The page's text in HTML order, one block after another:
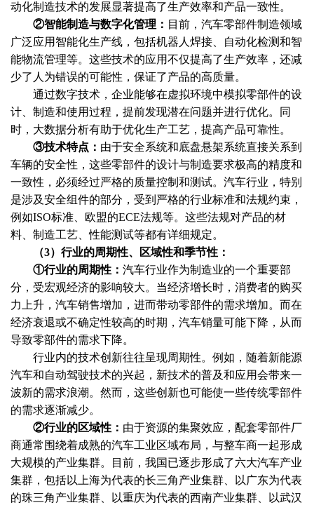
动化制造技术的发展显著提高了生产效率和产品一致性。
②智能制造与数字化管理： 目前，汽车零部件制造领域
广泛应用智能化生产线，包括机器人焊接、自动化检测和智
能物流管理等。这些技术的应用不仅提高了生产效率，还减
少了人为错误的可能性，保证了产品的高质量。
通过数字技术，企业能够在虚拟环境中模拟零部件的设
计、制造和使用过程，提前发现潜在问题并进行优化。同
时，大数据分析有助于优化生产工艺，提高产品可靠性。
③技术特点： 由于安全系统和底盘悬架系统直接关系到
车辆的安全性，这些零部件的设计与制造要求极高的精度和
一致性，必须经过严格的质量控制和测试。汽车行业，特别
是涉及安全组件的部分，受到严格的行业标准和法规约束，
例如ISO标准、欧盟的ECE法规等。这些法规对产品的材
料、制造工艺、性能测试等都有详细规定。
（3）行业的周期性、区域性和季节性：
①行业的周期性： 汽车行业作为制造业的一个重要部
分，受宏观经济的影响较大。当经济增长时，消费者的购买
力上升，汽车销售增加，进而带动零部件的需求增加。而在
经济衰退或不确定性较高的时期，汽车销量可能下降，从而
导致零部件的需求下降。
行业内的技术创新往往呈现周期性。例如，随着新能源
汽车和自动驾驶技术的兴起，新技术的普及和应用会带来一
波新的需求浪潮。然而，这些创新也可能使一些传统零部件
的需求逐渐减少。
②行业的区域性： 由于资源的集聚效应，配套零部件厂
商通常围绕着成熟的汽车工业区域布局，与整车商一起形成
大规模的产业集群。目前，我国已逐步形成了六大汽车产业
集群，包括以上海为代表的长三角产业集群、以广东为代表
的珠三角产业集群、以重庆为代表的西南产业集群、以武汉